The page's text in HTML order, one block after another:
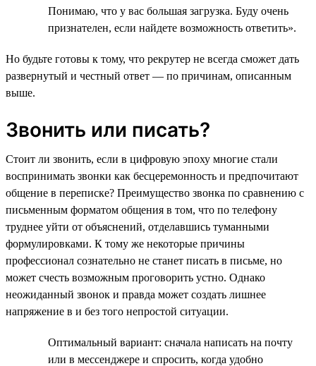
Понимаю, что у вас большая загрузка. Буду очень
признателен, если найдете возможность ответить».
Но будьте готовы к тому, что рекрутер не всегда сможет дать
развернутый и честный ответ — по причинам, описанным
выше.
Звонить или писать?
Стоит ли звонить, если в цифровую эпоху многие стали
воспринимать звонки как бесцеремонность и предпочитают
общение в переписке? Преимущество звонка по сравнению с
письменным форматом общения в том, что по телефону
труднее уйти от объяснений, отделавшись туманными
формулировками. К тому же некоторые причины
профессионал сознательно не станет писать в письме, но
может счесть возможным проговорить устно. Однако
неожиданный звонок и правда может создать лишнее
напряжение в и без того непростой ситуации.
Оптимальный вариант: сначала написать на почту
или в мессенджере и спросить, когда удобно